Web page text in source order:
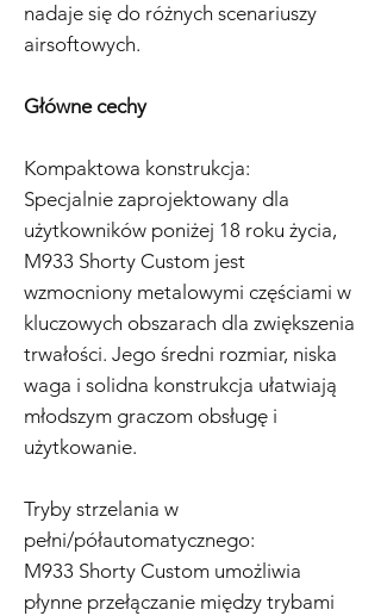
nadaje się do różnych scenariuszy
airsoftowych.
Główne cechy
Kompaktowa konstrukcja:
Specjalnie zaprojektowany dla
użytkowników poniżej 18 roku życia,
M933 Shorty Custom jest
wzmocniony metalowymi częściami w
kluczowych obszarach dla zwiększenia
trwałości. Jego średni rozmiar, niska
waga i solidna konstrukcja ułatwiają
młodszym graczom obsługę i
użytkowanie.
Tryby strzelania w
pełni/półautomatycznego:
M933 Shorty Custom umożliwia
płynne przełączanie między trybami